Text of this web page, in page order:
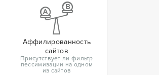
Аффилированность
сайтов
Присутствует ли фильтр
пессимизации на одном
из сайтов